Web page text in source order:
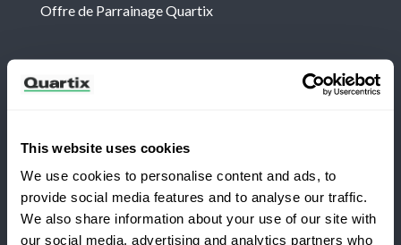
This website uses cookies
We use cookies to personalise content and ads, to
provide social media features and to analyse our traffic.
We also share information about your use of our site with
our social media, advertising and analytics partners who
Offre de Parrainage Quartix
Newsletter
cas de Quartix